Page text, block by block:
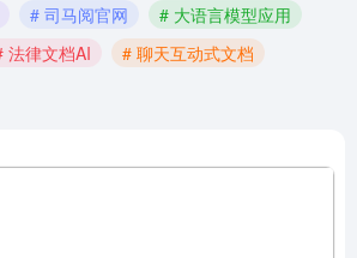
# 司马阅官网
# 大语言模型应用
法律文档AI
# 聊天互动式文档